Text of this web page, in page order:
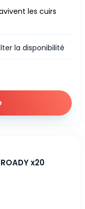
les cuirs
la disponibilité
x20